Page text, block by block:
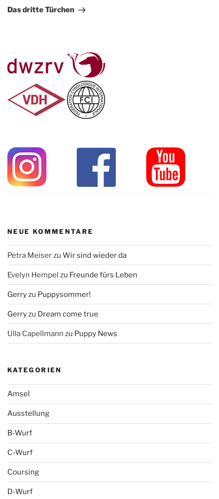
Beitrag
Das dritte Türchen
NEUE KOMMENTARE
Petra Meiserzu Wir sind wieder da
Evelyn Hempel zu Freunde fürs Leben
Gerryzu Puppysommer!
Gerryzu Dream come true
Ulla Capellmann zu Puppy News
KATEGORIEN
Amsel
Ausstellung
B-Wurf
C-Wurf
Coursing
D-Wurf